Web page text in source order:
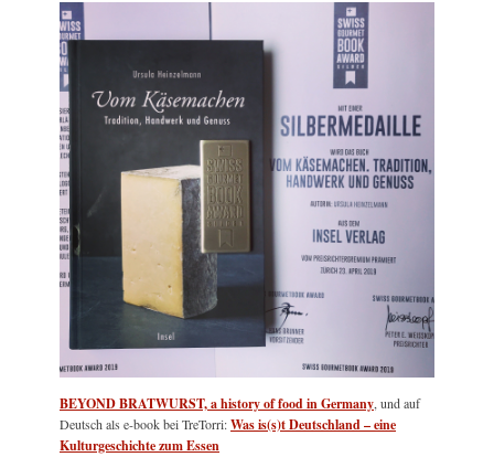
BEYOND BRATWURST, a history of food in Germany, und auf
Deutsch als e-book bei TreTorri:Was is(s)t Deutschland – eine
Kulturgeschichte zum Essen